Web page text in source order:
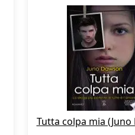
Tutta colpa mia (Juno